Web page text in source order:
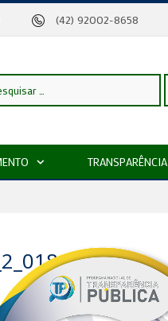
110 (42) 92002-8658
TRANSPARÊNCIA